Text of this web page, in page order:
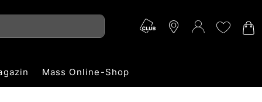
Mass Online-Shop